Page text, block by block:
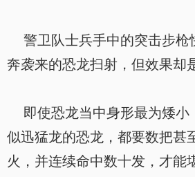
警卫队士兵手中的突击步枪
奔袭来的恐龙扫射，但效果却
即使恐龙当中身形最为矮小
似迅猛龙的恐龙，都要数把甚
火，并连续命中数十发，才能